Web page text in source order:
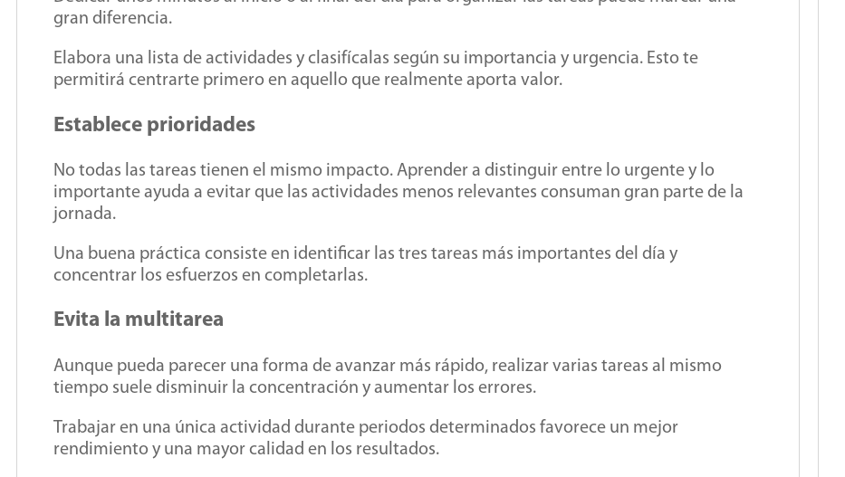
gran diferencia.
Elabora una lista de actividades y clasifícalas según su importancia y urgencia. Esto te
permitirá centrarte primero en aquello que realmente aporta valor.
Establece prioridades
No todas las tareas tienen el mismo impacto. Aprender a distinguir entre lo urgente y lo
importante ayuda a evitar que las actividades menos relevantes consuman gran parte de la
jornada.
Una buena práctica consiste en identificar las tres tareas más importantes del día y
concentrar los esfuerzos en completarlas.
Evita la multitarea
Aunque pueda parecer una forma de avanzar más rápido, realizar varias tareas al mismo
tiempo suele disminuir la concentración y aumentar los errores.
Trabajar en una única actividad durante periodos determinados favorece un mejor
rendimiento y una mayor calidad en los resultados.